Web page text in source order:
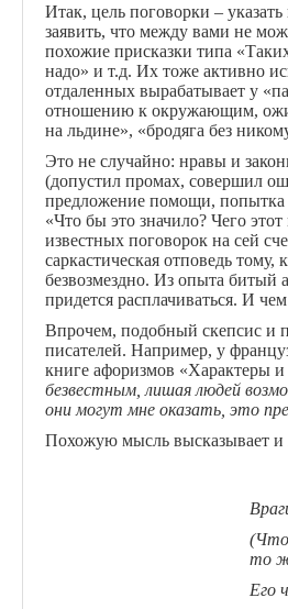
Итак, цель поговорки –
заявить, что между вами не
похожие присказки типа
надо» и т.д. Их тоже активно
отдаленных вырабатывает у
отношению к окружающим,
на льдине», «бродяга без
Это не случайно: нравы и
(допустил промах, совершил
предложение помощи, попытка
«Что бы это значило? Чего
известных поговорок на сей
саркастическая отповедь
безвозмездно. Из опыта битый
придется расплачиваться. И
Впрочем, подобный скепсис и
писателей. Например, у
книге афоризмов «Характеры и
безвестным, лишая людей
они могут мне оказать, это
Похожую мысль высказывает
то
Его